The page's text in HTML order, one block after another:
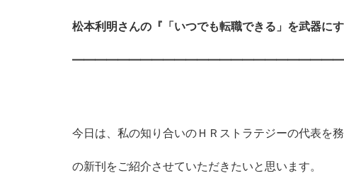
松本利明さんの『「いつでも転職できる」を武器にす
今日は、私の知り合いのＨＲストラテジーの代表を
の新刊をご紹介させていただきたいと思います。